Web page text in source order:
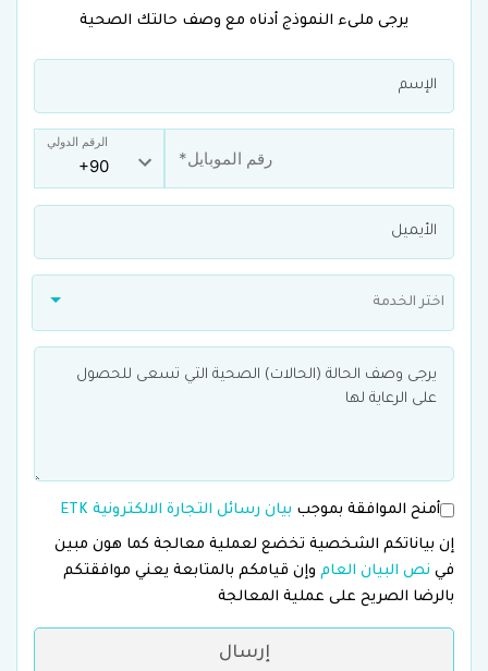
يرجى ملىء النموذج أدناه مع وصف حالتك الصحية
الرقم الدولي
اختر الخدمة
أمنح الموافقة بموجب بيان رسائل التجارة الالكترونية ETK
إن بياناتكم الشخصية تخضع لعملية معالجة كما هون مبين
في نص البيان العام وإن قيامكم بالمتابعة يعني موافقتكم
بالرضا الصريح على عملية المعالجة
إرسال